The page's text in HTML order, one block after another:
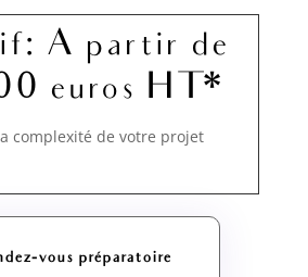
A partir de
euros HT*
complexité de votre projet
vous préparatoire